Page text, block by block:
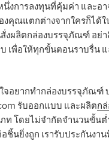
นึ่งการลงทุนที่คุ้มค่า และอ
งคุณแตกต่างจากใครก็ได้ใ
งผลิตกล่องบรรจุภัณฑ์ อย่
เพื่อให้ทุกขั้นตอนราบรื่น
จอยากทำกล่องบรรจุภัณฑ์
รับออกแบบ และผลิตก
ท โดยไม่จำกัดจำนวนขั้นต่
อชิ้นยิ่งถูก เรารับประกันง